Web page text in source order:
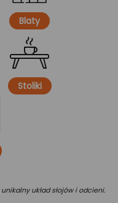
Blaty
Stoliki
układ słojów i odcieni.